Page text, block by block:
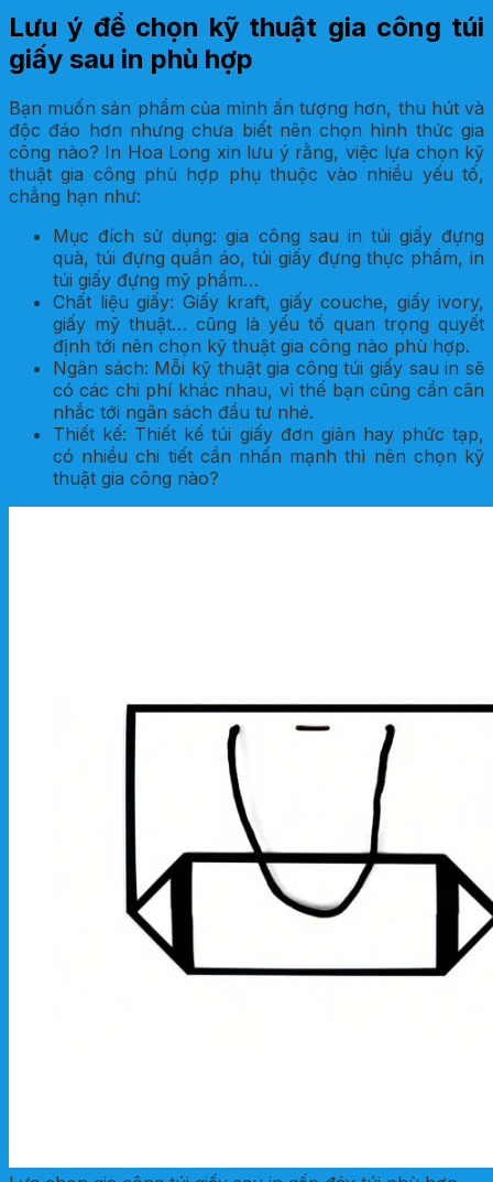
Lưu ý để chọn kỹ thuật gia công túi
giấy sau in phù hợp
Bạn muốn sản phẩm của mình ấn tượng hơn, thu hút và
độc đáo hơn nhưng chưa biết nên chọn hình thức gia
công nào? In Hoa Long xin lưu ý rằng, việc lựa chọn kỹ
thuật gia công phù hợp phụ thuộc vào nhiều yếu tố,
chẳng hạn như:
Mục đích sử dụng: gia công sau in túi giấy đựng
quà, túi đựng quần áo, túi giấy đựng thực phẩm, in
túi giấy đựng mỹ phẩm…
Chất liệu giấy: Giấy kraft, giấy couche, giấy ivory,
giấy mỹ thuật… cũng là yếu tố quan trọng quyết
định tới nên chọn kỹ thuật gia công nào phù hợp.
Ngân sách: Mỗi kỹ thuật gia công túi giấy sau in sẽ
có các chi phí khác nhau, vì thế bạn cũng cần cân
nhắc tới ngân sách đầu tư nhé.
Thiết kế: Thiết kế túi giấy đơn giản hay phức tạp,
có nhiều chi tiết cần nhấn mạnh thì nên chọn kỹ
thuật gia công nào?